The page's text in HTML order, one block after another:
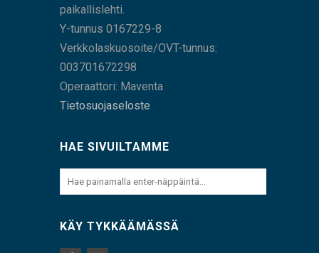
paikallislehti.
Y-tunnus 0167229-8
Verkkolaskuosoite/OVT-tunnus:
003701672298
Operaattori: Maventa
Tietosuojaseloste
HAE SIVUILTAMME
KÄY TYKKÄÄMÄSSÄ